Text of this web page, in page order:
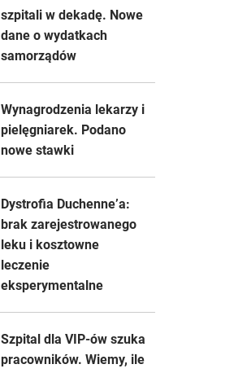
szpitali w dekadę. Nowe
dane o wydatkach
samorządów
Wynagrodzenia lekarzy i
pielęgniarek. Podano
nowe stawki
Dystrofia Duchenne’a:
brak zarejestrowanego
leku i kosztowne
leczenie
eksperymentalne
Szpital dla VIP-ów szuka
pracowników. Wiemy, ile